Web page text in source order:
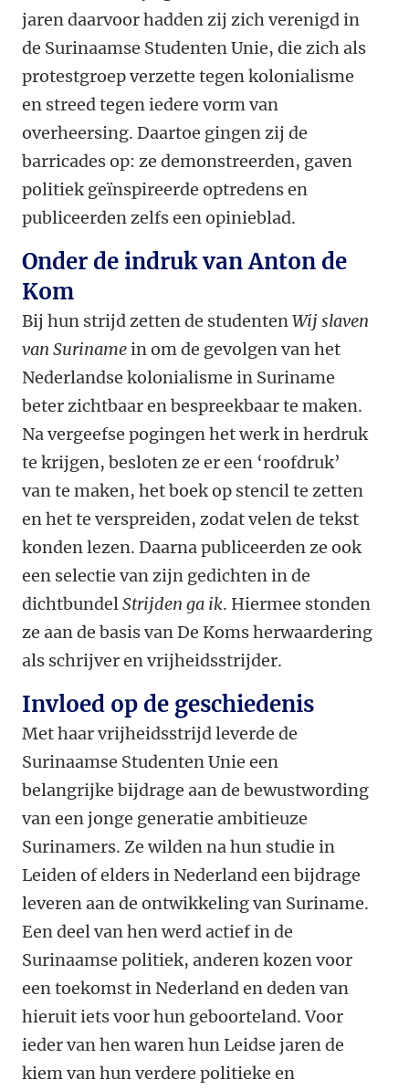
jaren daarvoor hadden zij zich verenigd in
de Surinaamse Studenten Unie, die zich als
protestgroep verzette tegen kolonialisme
en streed tegen iedere vorm van
overheersing. Daartoe gingen zij de
barricades op: ze demonstreerden, gaven
politiek geïnspireerde optredens en
publiceerden zelfs een opinieblad.
Onder de indruk van Anton de
Kom
Bij hun strijd zetten de studentenWij slaven
van Surinamein om de gevolgen van het
Nederlandse kolonialisme in Suriname
beter zichtbaar en bespreekbaar te maken.
Na vergeefse pogingen het werk in herdruk
te krijgen, besloten ze er een ‘roofdruk’
van te maken, het boek op stencil te zetten
en het te verspreiden, zodat velen de tekst
konden lezen. Daarna publiceerden ze ook
een selectie van zijn gedichten in de
dichtbundelStrijden ga ik. Hiermee stonden
ze aan de basis van De Koms herwaardering
als schrijver en vrijheidsstrijder.
Invloed op de geschiedenis
Met haar vrijheidsstrijd leverde de
Surinaamse Studenten Unie een
belangrijke bijdrage aan de bewustwording
van een jonge generatie ambitieuze
Surinamers. Ze wilden na hun studie in
Leiden of elders in Nederland een bijdrage
leveren aan de ontwikkeling van Suriname.
Een deel van hen werd actief in de
Surinaamse politiek, anderen kozen voor
een toekomst in Nederland en deden van
hieruit iets voor hun geboorteland. Voor
ieder van hen waren hun Leidse jaren de
kiem van hun verdere politieke en